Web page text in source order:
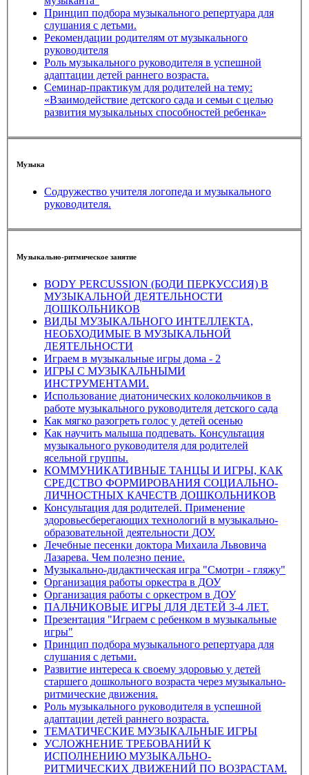
Принцип подбора музыкального репертуара для
слушания с детьми.
Рекомендации родителям от музыкального
руководителя
Роль музыкального руководителя в успешной
адаптации детей раннего возраста.
Семинар-практикум для родителей на тему:
«Взаимодействие детского сада и семьи с целью
развития музыкальных способностей ребенка»
Музыка
Содружество учителя логопеда и музыкального
руководителя.
Музыкально-ритмическое занятие
BОDY PERCUSSIОN (БОДИ ПЕРКУССИЯ) В
МУЗЫКАЛЬНОЙ ДЕЯТЕЛЬНОСТИ
ДОШКОЛЬНИКОВ
ВИДЫ МУЗЫКАЛЬНОГО ИНТЕЛЛЕКТА,
НЕОБХОДИМЫЕ В МУЗЫКАЛЬНОЙ
ДЕЯТЕЛЬНОСТИ
Играем в музыкальные игры дома - 2
ИГРЫ С МУЗЫКАЛЬНЫМИ
ИНСТРУМЕНТАМИ.
Использование диатонических колокольчиков в
работе музыкального руководителя детского сада
Как мягко разогреть голос у детей осенью
Как научить малыша подпевать. Консультация
музыкального руководителя для родителей
ясельной группы.
КОММУНИКАТИВНЫЕ ТАНЦЫ И ИГРЫ, КАК
СРЕДСТВО ФОРМИРОВАНИЯ СОЦИАЛЬНО-
ЛИЧНОСТНЫХ КАЧЕСТВ ДОШКОЛЬНИКОВ
Консультация для родителей. Применение
здоровьесберегающих технологий в музыкально-
образовательной деятельности ДОУ.
Лечебные песенки доктора Михаила Львовича
Лазарева. Чем полезно пение.
Музыкально-дидактическая игра "Смотри - гляжу"
Организация работы оркестра в ДОУ
Организация работы с оркестром в ДОУ
ПАЛЬЧИКОВЫЕ ИГРЫ ДЛЯ ДЕТЕЙ 3-4 ЛЕТ.
Презентация "Играем с ребенком в музыкальные
игры"
Принцип подбора музыкального репертуара для
слушания с детьми.
Развитие интереса к своему здоровью у детей
старшего дошкольного возраста через музыкально-
ритмические движения.
Роль музыкального руководителя в успешной
адаптации детей раннего возраста.
ТЕМАТИЧЕСКИЕ МУЗЫКАЛЬНЫЕ ИГРЫ
УСЛОЖНЕНИЕ ТРЕБОВАНИЙ К
ИСПОЛНЕНИЮ МУЗЫКАЛЬНО-
РИТМИЧЕСКИХ ДВИЖЕНИЙ ПО ВОЗРАСТАМ.